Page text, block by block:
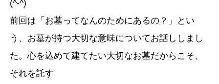
(^-^)
前回は「お墓ってなんのためにあるの？」とい
う、お墓が持つ大切な意味についてお話ししまし
た。心を込めて建てたい大切なお墓だからこそ、
それを託す